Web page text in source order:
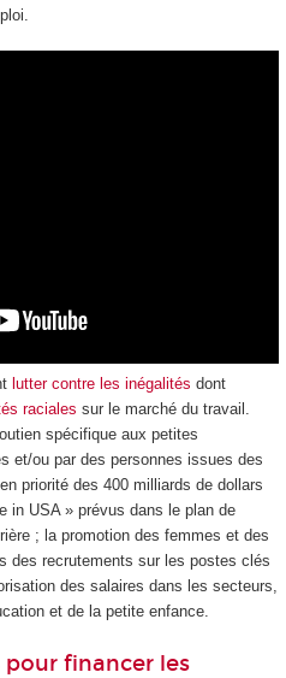
lutter contre les inégalités dont
raciales sur le marché du travail.
spécifique aux petites
et/ou par des personnes issues des
priorité des 400 milliards de dollars
in USA » prévus dans le plan de
; la promotion des femmes et des
des recrutements sur les postes clés
des salaires dans les secteurs,
et de la petite enfance.
financer les